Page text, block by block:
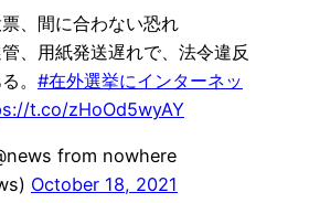
、間に合わない恐れ
、用紙発送遅れで、法令違反
。 #在外選挙にインターネッ
t.co/zHoOd5wyAY
from nowhere
October 18, 2021